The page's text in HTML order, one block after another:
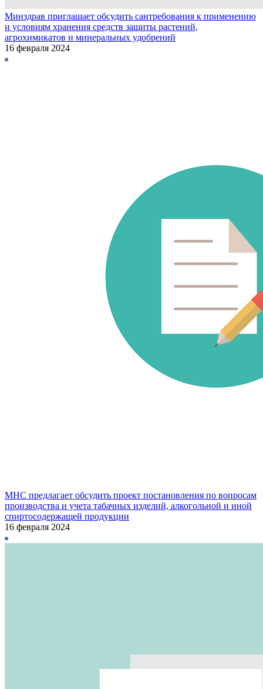
Минздрав приглашает обсудить сантребования к применению
и условиям хранения средств защиты растений,
агрохимикатов и минеральных удобрений
16 февраля 2024
МНС предлагает обсудить проект постановления по вопросам
производства и учета табачных изделий, алкогольной и иной
спиртосодержащей продукции
16 февраля 2024